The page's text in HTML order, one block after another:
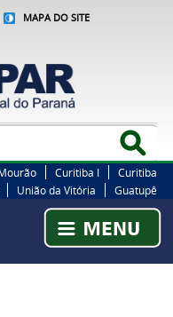
MAPA DO SITE
Curitiba I
Curitiba
União da Vitória Guatupê